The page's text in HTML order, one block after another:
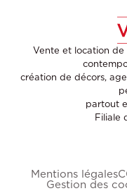
Vente et location
création de décors,
partout
Filiale
Mentions légales
Gestion des